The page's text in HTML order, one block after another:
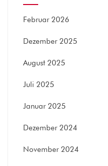
Februar 2026
Dezember 2025
August 2025
Juli 2025
Januar 2025
Dezember 2024
November 2024